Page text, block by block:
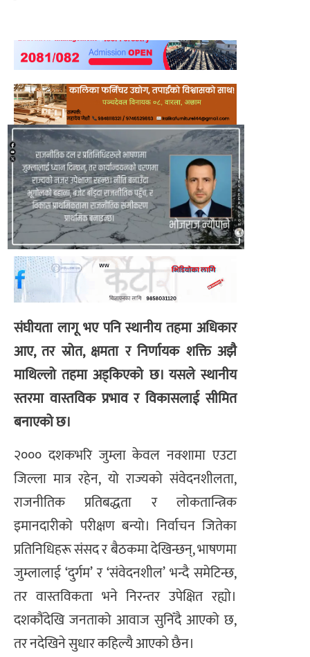
संघीयता लागू भए पनि स्थानीय तहमा अधिकार
आए, तर स्रोत, क्षमता र निर्णायक शक्ति अझै
माथिल्लो तहमा अड्किएको छ। यसले स्थानीय
स्तरमा वास्तविक प्रभाव र विकासलाई सीमित
बनाएको छ।
२००० दशकभरि जुम्ला केवल नक्शामा एउटा
जिल्ला मात्र रहेन, यो राज्यको संवेदनशीलता,
राजनीतिक प्रतिबद्धता र लोकतान्त्रिक
इमानदारीको परीक्षण बन्यो। निर्वाचन जितेका
प्रतिनिधिहरू संसद र बैठकमा देखिन्छन्, भाषणमा
जुम्लालाई ‘दुर्गम’ र ‘संवेदनशील’ भन्दै समेटिन्छ,
तर वास्तविकता भने निरन्तर उपेक्षित रह्यो।
दशकौंदेखि जनताको आवाज सुनिँदै आएको छ,
तर नदेखिने सुधार कहिल्यै आएको छैन।